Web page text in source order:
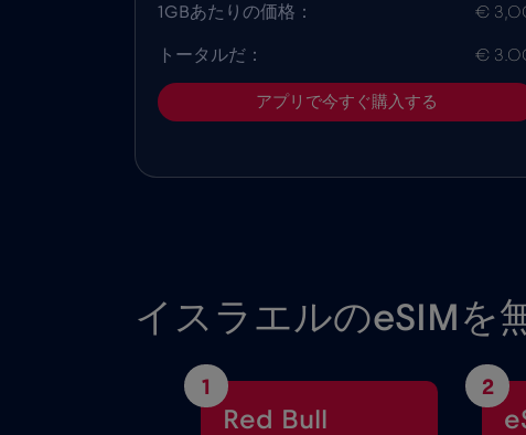
1GBあたりの価格： €
トータルだ： €
アプリで今すぐ購入する
イスラエルのeSIMを
1
Red Bull
2